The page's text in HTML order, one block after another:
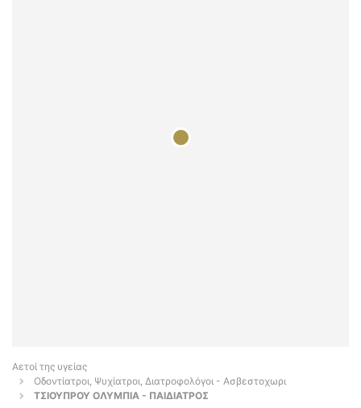
Αετοί της υγείας
Οδοντίατροι, Ψυχίατροι, Διατροφολόγοι - Ασβεστοχωρι
ΤΣΙΟΥΠΡΟΥ ΟΛΥΜΠΙΑ - ΠΑΙΔΙΑΤΡΟΣ